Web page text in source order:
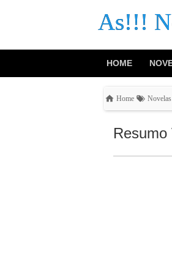
As!!!
HOME
Home Novelas